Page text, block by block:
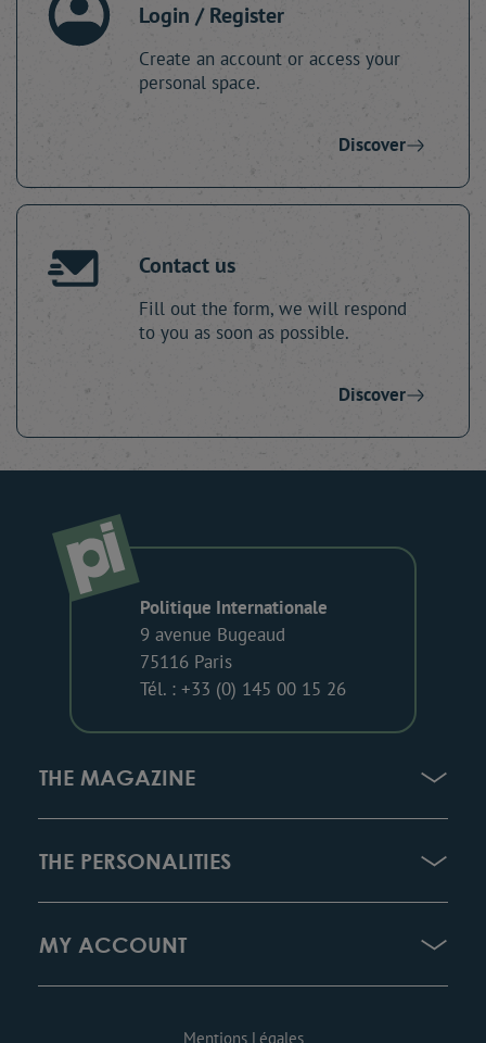
Login / Register
Create an account or access your
personal space.
Discover
Contact us
Fill out the form, we will respond
to you as soon as possible.
Discover
Politique Internationale
9 avenue Bugeaud
75116 Paris
Tél. : +33 (0) 145 00 15 26
THE MAGAZINE
THE PERSONALITIES
MY ACCOUNT
Mentions Légales